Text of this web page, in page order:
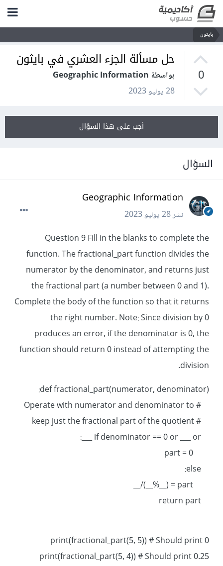
بايثون
0
حل مسألة الجزء العشري في بايثون
بواسطة Geographic Information
28 يوليو 2023
أجب على هذا السؤال
السؤال
Geographic Information
نشر28 يوليو 2023
Question 9 Fill in the blanks to complete the
function. The fractional_part function divides the
numerator by the denominator, and returns just
the fractional part (a number between 0 and 1).
Complete the body of the function so that it returns
the right number. Note: Since division by 0
produces an error, if the denominator is 0, the
function should return 0 instead of attempting the
division.
def fractional_part(numerator, denominator):
# Operate with numerator and denominator to
# keep just the fractional part of the quotient
print(fractional_part(5, 5)) # Should print 0
print(fractional_part(5, 4)) # Should print 0.25